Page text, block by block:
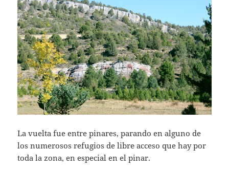
La vuelta fue entre pinares, parando en alguno de
los numerosos refugios de libre acceso que hay por
toda la zona, en especial en el pinar.